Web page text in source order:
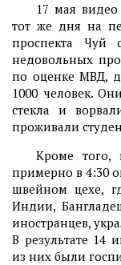
17 мая
тот же дня на
проспекта Чуй
недовольных
по оценке МВД,
1000 человек.
стекла и
проживали
Кроме того,
примерно в 4:30
швейном цехе,
Индии,
иностранцев,
В результате 14
из них были